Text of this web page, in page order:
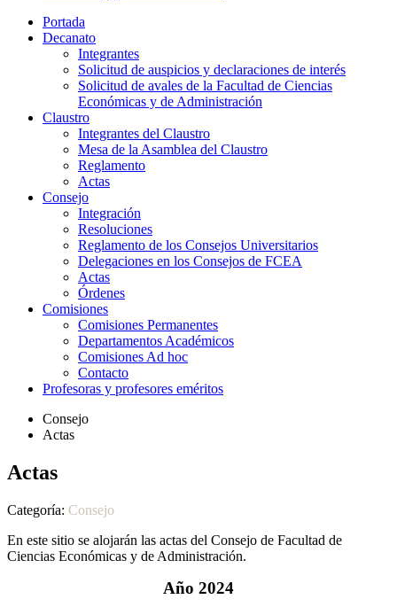
Portada
Decanato
Integrantes
Solicitud de auspicios y declaraciones de interés
Solicitud de avales de la Facultad de Ciencias
Económicas y de Administración
Claustro
Integrantes del Claustro
Mesa de la Asamblea del Claustro
Reglamento
Actas
Consejo
Integración
Resoluciones
Reglamento de los Consejos Universitarios
Delegaciones en los Consejos de FCEA
Actas
Órdenes
Comisiones
Comisiones Permanentes
Departamentos Académicos
Comisiones Ad hoc
Contacto
Profesoras y profesores eméritos
Consejo
Actas
Actas
Categoría: Consejo
En este sitio se alojarán las actas del Consejo de Facultad de
Ciencias Económicas y de Administración.
Año 2024